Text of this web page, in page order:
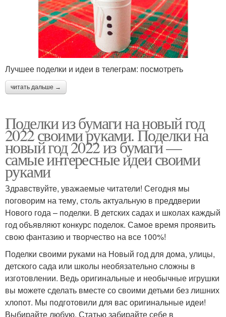
Лучшее поделки и идеи в телеграм: посмотреть
читать дальше →
Поделки из бумаги на новый год
2022 своими руками. Поделки на
новый год 2022 из бумаги —
самые интересные идеи своими
руками
Здравствуйте, уважаемые читатели! Сегодня мы
поговорим на тему, столь актуальную в преддверии
Нового года – поделки. В детских садах и школах каждый
год объявляют конкурс поделок. Самое время проявить
свою фантазию и творчество на все 100%!
Поделки своими руками на Новый год для дома, улицы,
детского сада или школы необязательно сложны в
изготовлении. Ведь оригинальные и необычные игрушки
вы можете сделать вместе со своими детьми без лишних
хлопот. Мы подготовили для вас оригинальные идеи!
Выбирайте любую. Статью забирайте себе в